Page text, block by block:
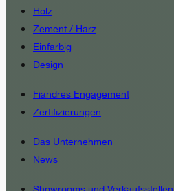
Holz
Zement / Harz
Einfarbig
Design
Fiandres Engagement
Zertifizierungen
Das Unternehmen
News
Showrooms und Verkaufsstellen